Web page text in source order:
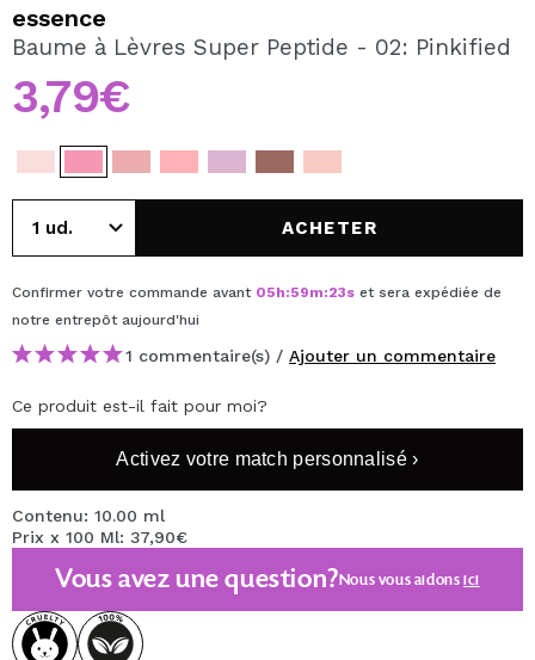
En créant un compte sur Maquibeauty.fr vous pourrez
effectuer vos achats rapidement, vérifier l'état de vos
commandes et consulter vos opérations précédentes.
essence
Baume à Lèvres Super Peptide - 02: Pinkified
3,79€
ACHETER
Confirmer votre commande avant 05h:59m:23s et sera expédiée de
notre entrepôt aujourd'hui
1 commentaire(s) / Ajouter un commentaire
Ce produit est-il fait pour moi?
Activez votre match personnalisé ›
Contenu: 10.00 ml
Prix x 100 Ml: 37,90€
Vous avez une question?Nous vous aidonsici